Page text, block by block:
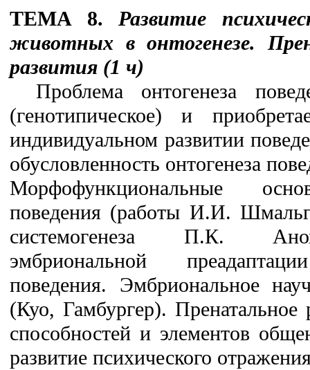
ТЕМА 8. Развитие
животных в онтогенезе.
развития (1 ч)
Проблема онтогенеза
(генотипическое) и
индивидуальном развитии
обусловленность онтогенеза
Морфофункциональные
поведения (работы И.И.
системогенеза П.К.
эмбриональной
поведения. Эмбриональное
(Куо, Гамбургер). Пренатальное
способностей и элементов
развитие психического